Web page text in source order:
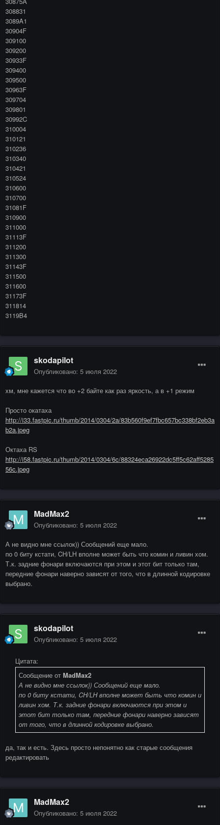
308831
3089A1
30904F
309100
309200
30933F
309400
309500
30963F
309704
309801
30992C
310004
310121
310236
310340
310421
310524
310600
310700
31081F
310900
311000
31113F
311200
311300
31143F
311500
311600
31173F
311814
3119B4
skodapilot
Опубликовано: 5 июля 2022
хм, мне кажется что во +2 байте как раз яркость, а в +1 режим
Просто окатаха
http://i33.fastpic.ru/thumb/2014/0304/2a/83b560f9ef7fbc657bc338bf2eb3a
b2a.jpeg
Октаха RS
http://i58.fastpic.ru/thumb/2014/0304/6c/88324eca26922dc5ff5c62aff5285
56c.jpeg
MadMax2
Опубликовано: 5 июля 2022
А не видно мне ссылок)) Сообщений еще мало.
по 0 биту кстати, CH/LH вполне может быть что комин и ливин хом.
Т.к. задние фонари включаются при этом и этот бит только там,
передние фонари наверно зависят от того, что в длинной кодировке
выбрано.
skodapilot
Опубликовано: 5 июля 2022
Цитата:
Сообщение от MadMax2
А не видно мне ссылок)) Сообщений еще мало.
по 0 биту кстати, CH/LH вполне может быть что комин и
ливин хом. Т.к. задние фонари включаются при этом и
этот бит только там, передние фонари наверно зависят
от того, что в длинной кодировке выбрано.
да, так и есть. Здесь просто непонятно как старые сообщения
редактировать
MadMax2
Опубликовано: 5 июля 2022